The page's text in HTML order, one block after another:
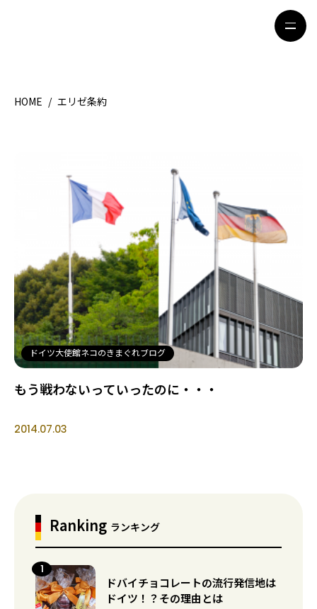
HOME
ライフスタイル
ライター募集
HOME / エリゼ条約
ドイツ大使館ネコのきまぐれブログ
もう戦わないっていったのに・・・
2014.07.03
Ranking ランキング
ドバイチョコレートの流行発信地は
ドイツ！？その理由とは